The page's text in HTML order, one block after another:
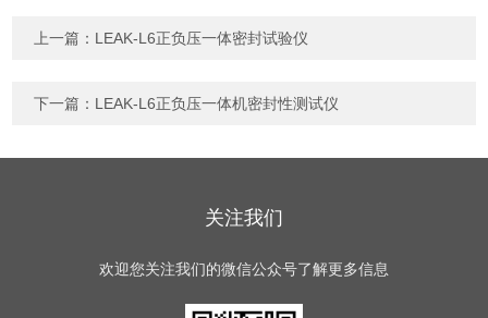
上一篇： LEAK-L6正负压一体密封试验仪
下一篇： LEAK-L6正负压一体机密封性测试仪
关注我们
欢迎您关注我们的微信公众号了解更多信息